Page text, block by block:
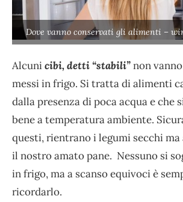
Dove vanno conservati gli alimenti –
Alcunicibi, detti “stabili”non
messi in frigo. Si tratta di alimenti
dalla presenza di poca acqua e che
bene a temperatura ambiente.
questi, rientrano i legumi secchi ma
il nostro amato pane. Nessuno si
in frigo, ma a scanso equivoci è
ricordarlo.